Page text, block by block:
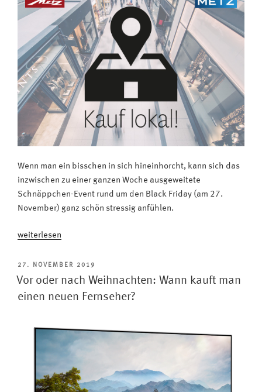
Wenn man ein bisschen in sich hineinhorcht, kann sich das
inzwischen zu einer ganzen Woche ausgeweitete
Schnäppchen-Event rund um den Black Friday (am 27.
November) ganz schön stressig anfühlen.
„Entspannt
Tipps
für
die
weiterlesen
VERÖFFENTLICHT
AM
27. NOVEMBER 2019
Vor oder nach Weihnachten: Wann kauft man
einen neuen Fernseher?